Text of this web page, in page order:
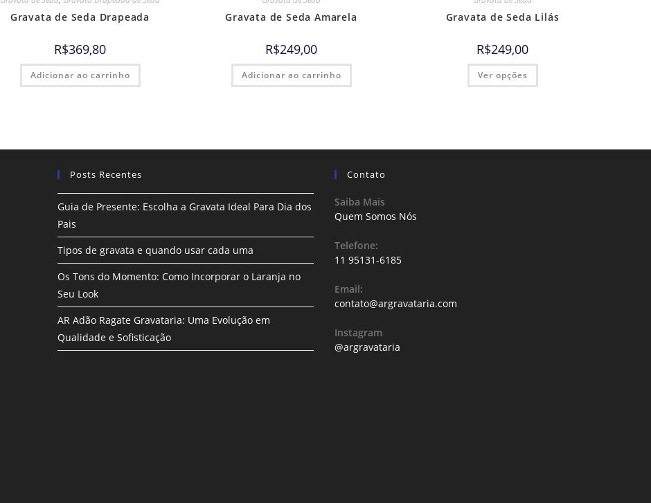
Gravata de Seda Drapeada
R$369,80
Adicionar ao carrinho
Gravata de Seda Amarela
R$249,00
Adicionar ao carrinho
Gravata de Seda Lilás
R$249,00
Ver opções
Posts Recentes
Guia de Presente: Escolha a Gravata Ideal Para Dia dos
Pais
Tipos de gravata e quando usar cada uma
Os Tons do Momento: Como Incorporar o Laranja no
Seu Look
AR Adão Ragate Gravataria: Uma Evolução em
Qualidade e Sofisticação
Contato
Saiba Mais
Quem Somos Nós
Telefone:
11 95131-6185
Email:
contato@argravataria.com
Instagram
@argravataria